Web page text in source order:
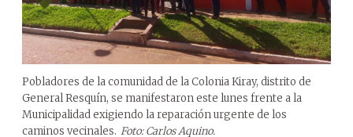
Pobladores de la comunidad de la Colonia Kiray, distrito de
General Resquín, se manifestaron este lunes frente a la
Municipalidad exigiendo la reparación urgente de los
caminos vecinales. Foto: Carlos Aquino.